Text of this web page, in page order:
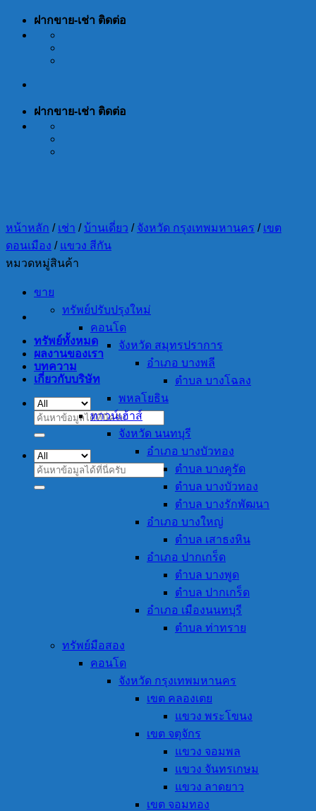
Skip
ฝากขาย-เช่า ติดต่อ
ฝากขาย-เช่า ติดต่อ
ทรัพย์ทั้งหมด
ผลงานของเรา
บทความ
เกี่ยวกับบริษัท
ค้นหา:
ค้นหา:
หน้าหลัก / เช่า / บ้านเดี่ยว / จังหวัด กรุงเทพมหานคร / เขต
ดอนเมือง / แขวง สีกัน
หมวดหมู่สินค้า
ขาย
ทรัพย์ปรับปรุงใหม่
คอนโด
จังหวัด สมุทรปราการ
อำเภอ บางพลี
ตำบล บางโฉลง
พหลโยธิน
ทาวน์เฮ้าส์
จังหวัด นนทบุรี
อำเภอ บางบัวทอง
ตำบล บางคูรัด
ตำบล บางบัวทอง
ตำบล บางรักพัฒนา
อำเภอ บางใหญ่
ตำบล เสาธงหิน
อำเภอ ปากเกร็ด
ตำบล บางพูด
ตำบล ปากเกร็ด
อำเภอ เมืองนนทบุรี
ตำบล ท่าทราย
ทรัพย์มือสอง
คอนโด
จังหวัด กรุงเทพมหานคร
เขต คลองเตย
แขวง พระโขนง
เขต จตุจักร
แขวง จอมพล
แขวง จันทรเกษม
แขวง ลาดยาว
เขต จอมทอง